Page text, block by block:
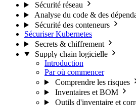
Sécurité réseau
Analyse du code & des
Sécurité des conteneurs
Sécuriser Kubernetes
Secrets & chiffrement
Supply chain logicielle
Introduction
Par où commencer
Comprendre les risques
Inventaires et BOM
Outils d'inventaire et